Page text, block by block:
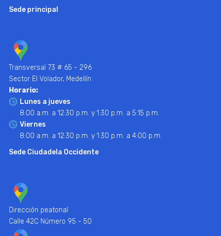
Sede principal
Transversal 73 # 65 - 296
Sector El Volador, Medellín
Horario:
Lunes a jueves
8:00 a.m. a 12:30 p.m. y 1:30 p.m. a 5:15 p.m.
Viernes
8:00 a.m. a 12:30 p.m. y 1:30 p.m. a 4:00 p.m.
Sede Ciudadela Occidente
Dirección peatonal
Calle 42C Número 95 - 50